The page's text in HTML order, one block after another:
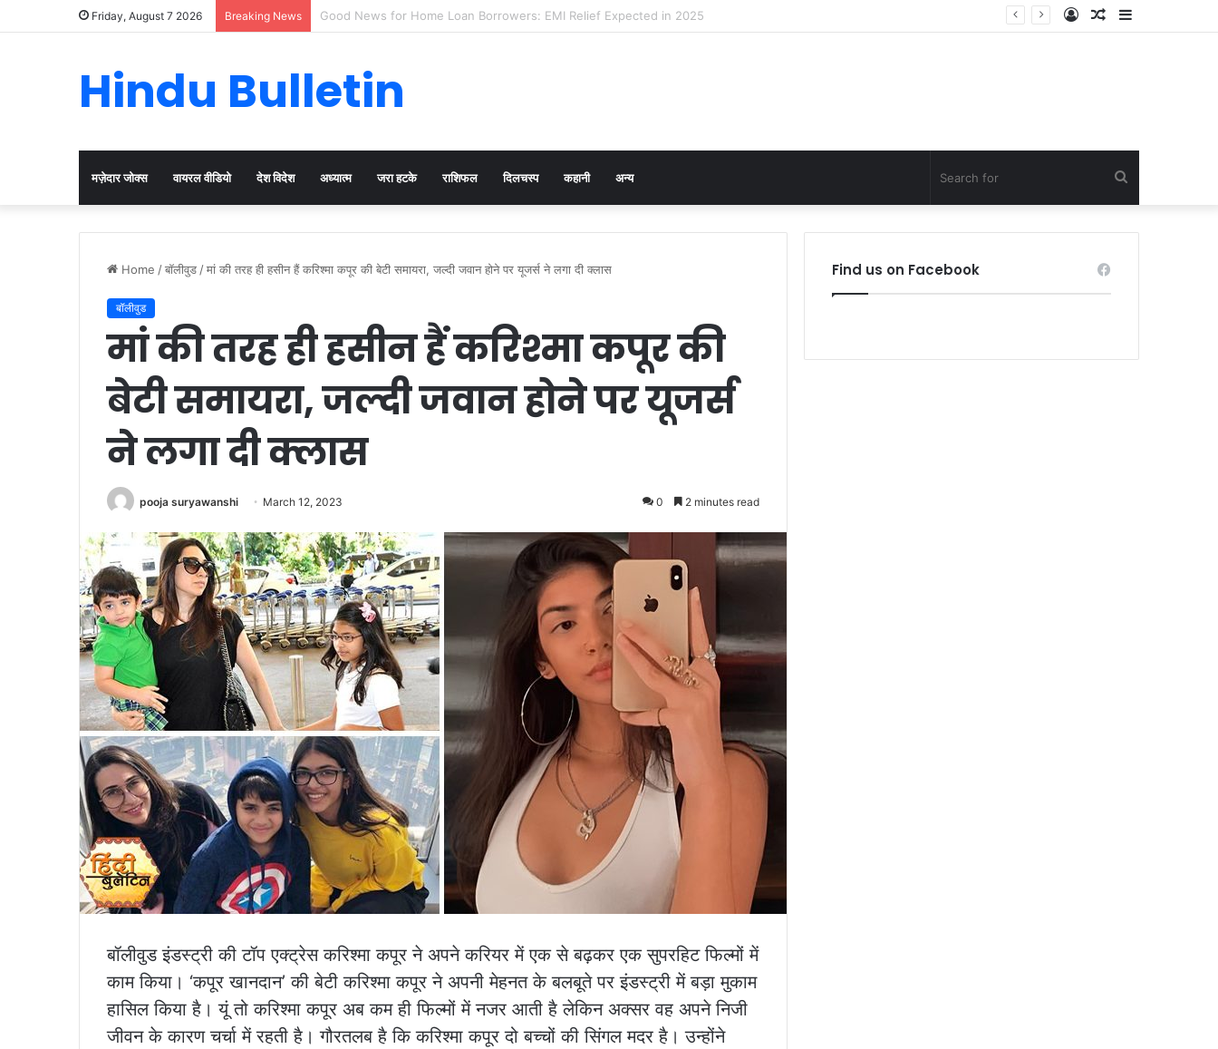
Friday, August 7 2026 Breaking News Cervical Cancer Prevention in Men: Why HPV Vaccination for Males is Critical Sidebar
Random
Log
Hindu Bulletin
मज़ेदार जोक्स वायरल वीडियो देश विदेश अध्यात्म जरा हटके राशिफल दिलचस्प कहानी अन्य
for
Home /बॉलीवुड /मां की तरह ही हसीन हैं करिश्मा कपूर की बेटी समायरा, जल्दी जवान होने पर यूजर्स ने लगा दी क्लास
बॉलीवुड
मां की तरह ही हसीन हैं करिश्मा कपूर की
बेटी समायरा, जल्दी जवान होने पर यूजर्स
ने लगा दी क्लास
pooja suryawanshi March 12, 2023 0 2 minutes read
बॉलीवुड इंडस्ट्री की टॉप एक्ट्रेस करिश्मा कपूर ने अपने करियर में एक से बढ़कर एक सुपरहिट फिल्मों में
काम किया। ‘कपूर खानदान’ की बेटी करिश्मा कपूर ने अपनी मेहनत के बलबूते पर इंडस्ट्री में बड़ा मुकाम
हासिल किया है। यूं तो करिश्मा कपूर अब कम ही फिल्मों में नजर आती है लेकिन अक्सर वह अपने निजी
जीवन के कारण चर्चा में रहती है। गौरतलब है कि करिश्मा कपूर दो बच्चों की सिंगल मदर है। उन्होंने
Find us on Facebook